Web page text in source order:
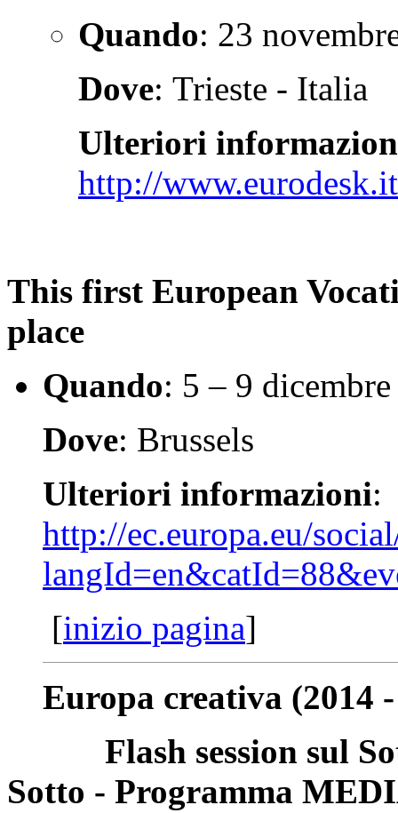
Quando: 23
Dove: Trieste - Italia
Ulteriori
http://
This first European
place
Quando: 5 – 9
Dove: Brussels
Ulteriori informazioni:
http://ec.europa.eu/
[inizio pagina]
Europa creativa (2014
Flash session sul
Sotto - Programma